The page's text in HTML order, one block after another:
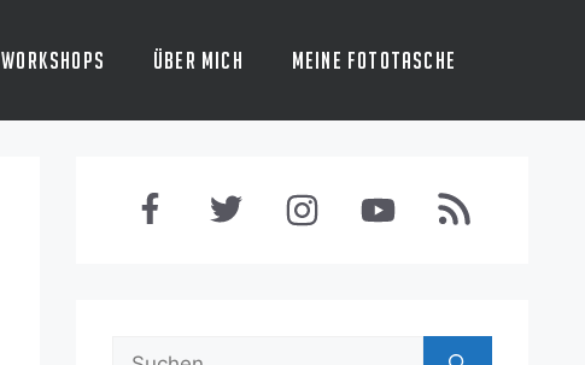
Workshops Über mich Meine Fototasche
Suchen